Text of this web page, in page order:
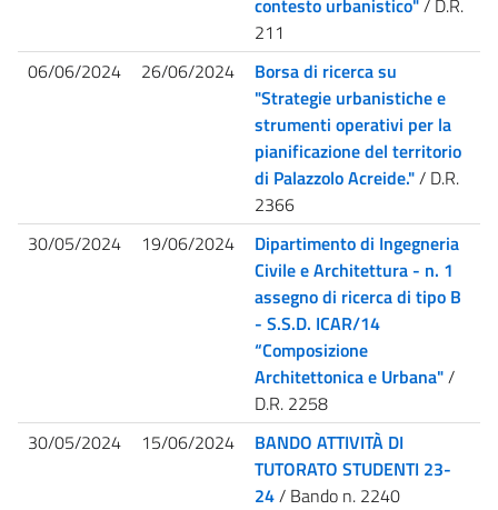
211
06/06/2024
26/06/2024
Borsa di ricerca su
"Strategie urbanistiche e
strumenti operativi per la
pianificazione del territorio
di Palazzolo Acreide."/ D.R.
2366
30/05/2024
19/06/2024
Dipartimento di Ingegneria
Civile e Architettura - n. 1
assegno di ricerca di tipo B
- S.S.D. ICAR/14
“Composizione
Architettonica e Urbana"/
D.R. 2258
30/05/2024
15/06/2024
BANDO ATTIVITÀ DI
TUTORATO STUDENTI 23-
24/ Bando n. 2240